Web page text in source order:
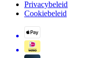
Privacybeleid
Cookiebeleid